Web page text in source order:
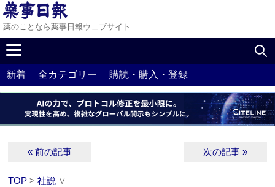
薬のことなら薬事日報ウェブサイト
新着 全カテゴリー 購読・購入・登録
« 前の記事 次の記事 »
TOP >社説 ∨